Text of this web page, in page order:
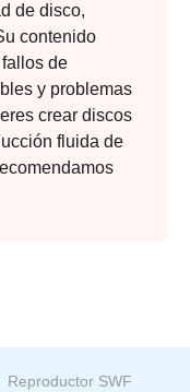
de disco,
contenido
de
y problemas
crear discos
fluida de
Reproductor SWF